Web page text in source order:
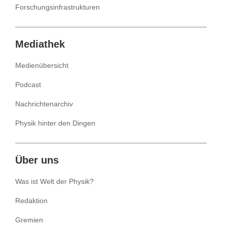
Forschungsinfrastrukturen
Mediathek
Medienübersicht
Podcast
Nachrichtenarchiv
Physik hinter den Dingen
Über uns
Was ist Welt der Physik?
Redaktion
Gremien